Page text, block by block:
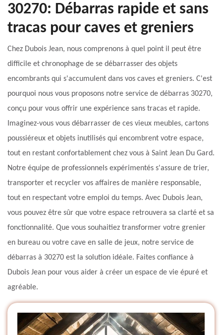
30270: Débarras rapide et sans
tracas pour caves et greniers
Chez Dubois Jean, nous comprenons à quel point il peut être
difficile et chronophage de se débarrasser des objets
encombrants qui s'accumulent dans vos caves et greniers. C'est
pourquoi nous vous proposons notre service de débarras 30270,
conçu pour vous offrir une expérience sans tracas et rapide.
Imaginez-vous vous débarrasser de ces vieux meubles, cartons
poussiéreux et objets inutilisés qui encombrent votre espace,
tout en restant confortablement chez vous à Saint Jean Du Gard.
Notre équipe de professionnels expérimentés s'assure de trier,
transporter et recycler vos affaires de manière responsable,
tout en respectant votre emploi du temps. Avec Dubois Jean,
vous pouvez être sûr que votre espace retrouvera sa clarté et sa
fonctionnalité. Que vous souhaitiez transformer votre grenier
en bureau ou votre cave en salle de jeux, notre service de
débarras à 30270 est la solution idéale. Faites confiance à
Dubois Jean pour vous aider à créer un espace de vie épuré et
agréable.